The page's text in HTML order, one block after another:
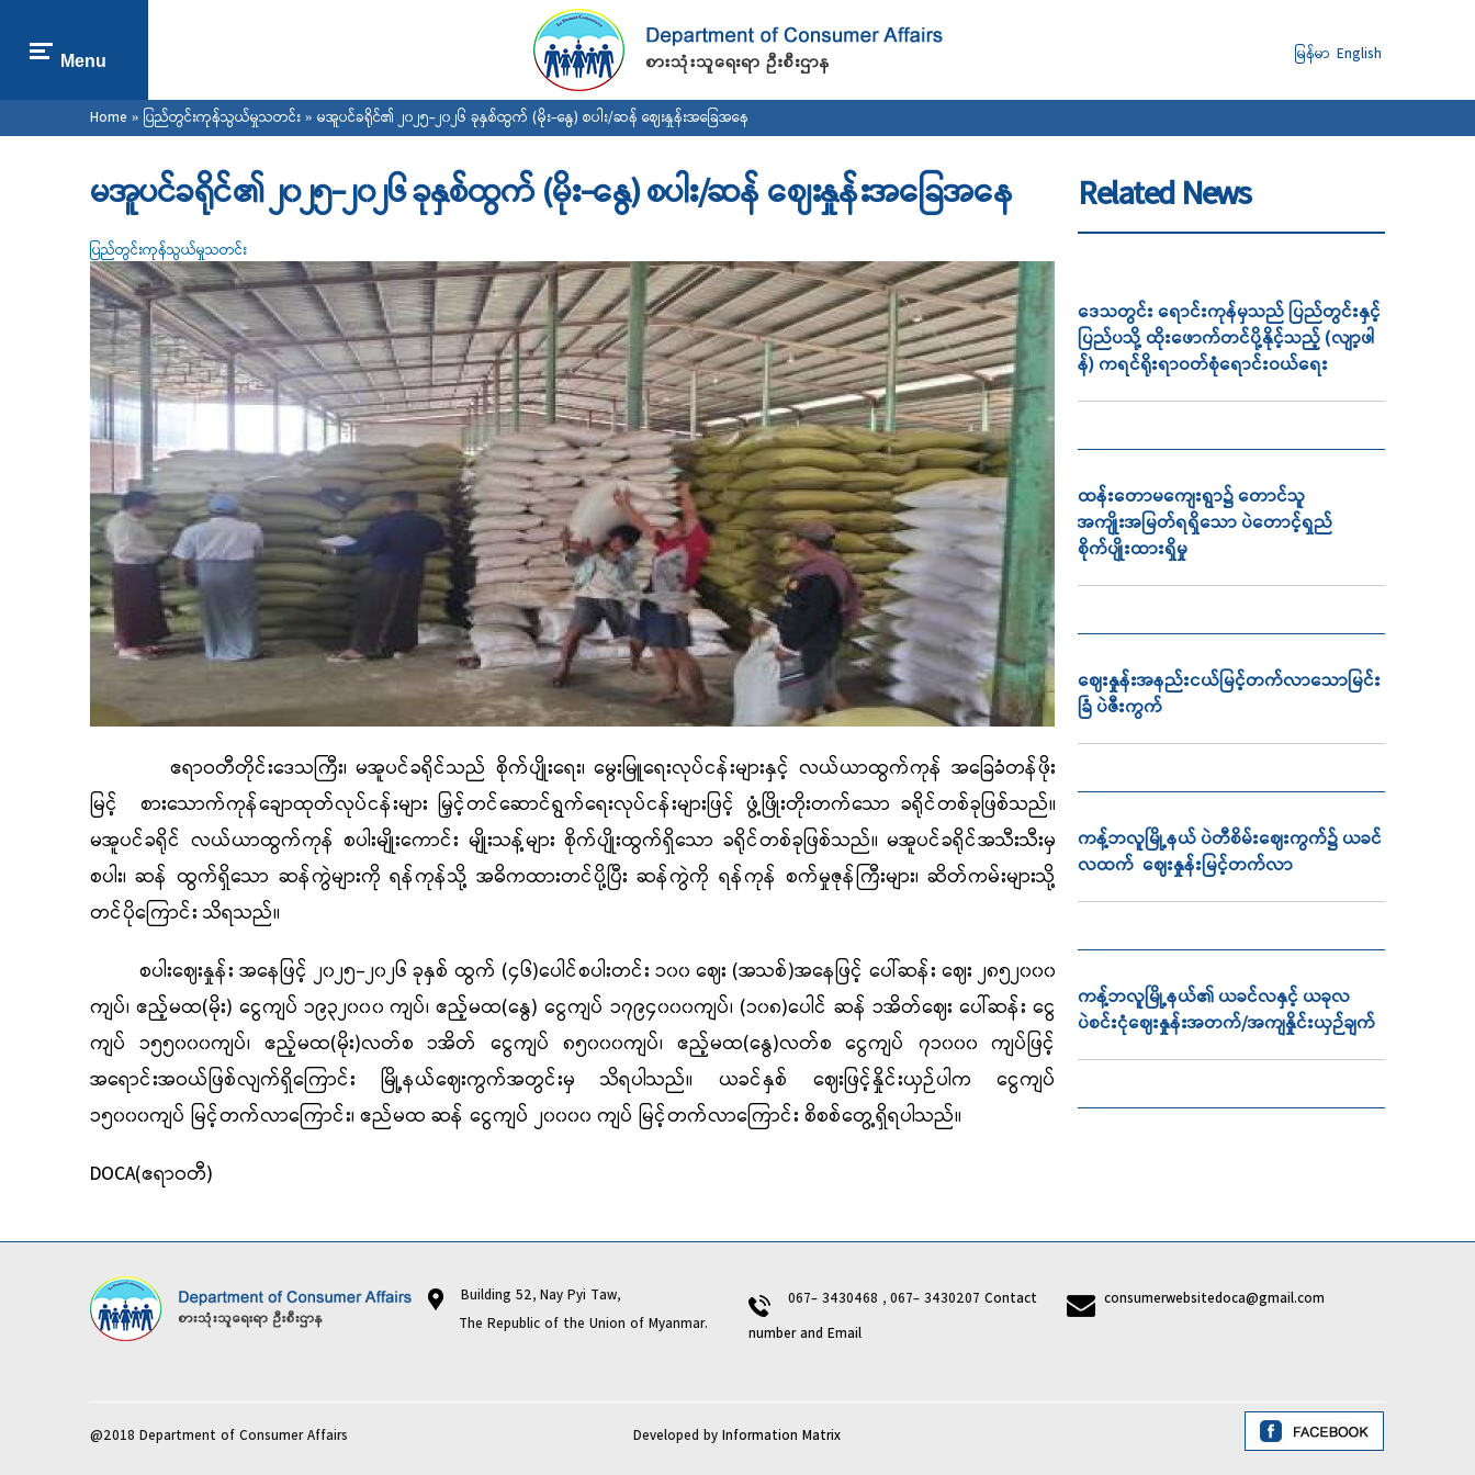
main
content
မြန်မာ English
Menu
You are here
Home » ပြည်တွင်းကုန်သွယ်မှုသတင်း» မအူပင်ခရိုင်၏ ၂၀၂၅-၂၀၂၆ ခုနှစ်ထွက် (မိုး-နွေ) စပါး/ဆန် ဈေးနှုန်းအခြေအနေ
မအူပင်ခရိုင်၏ ၂၀၂၅-၂၀၂၆ ခုနှစ်ထွက် (မိုး-နွေ) စပါး/ဆန် ဈေးနှုန်းအခြေအနေ
ပြည်တွင်းကုန်သွယ်မှုသတင်း
ဧရာဝတီတိုင်းဒေသကြီး၊ မအူပင်ခရိုင်သည် စိုက်ပျိုးရေး၊ မွေးမြူရေးလုပ်ငန်းများနှင့် လယ်ယာထွက်ကုန် အခြေခံတန်ဖိုး
မြင့် စားသောက်ကုန်ချောထုတ်လုပ်ငန်းများ မြှင့်တင်ဆောင်ရွက်ရေးလုပ်ငန်းများဖြင့် ဖွံ့ဖြိုးတိုးတက်သော ခရိုင်တစ်ခုဖြစ်သည်။
မအူပင်ခရိုင် လယ်ယာထွက်ကုန် စပါးမျိုးကောင်း မျိုးသန့်များ စိုက်ပျိုးထွက်ရှိသော ခရိုင်တစ်ခုဖြစ်သည်။ မအူပင်ခရိုင်အသီးသီးမှ
စပါး၊ ဆန် ထွက်ရှိသော ဆန်ကွဲများကို ရန်ကုန်သို့ အဓိကထားတင်ပို့ပြီး ဆန်ကွဲကို ရန်ကုန် စက်မှုဇုန်ကြီးများ၊ ဆိတ်ကမ်းများသို့
တင်ပိုကြောင်း သိရသည်။
စပါးဈေးနှုန်း အနေဖြင့် ၂၀၂၅-၂၀၂၆ ခုနှစ် ထွက် (၄၆)ပေါင်စပါးတင်း ၁၀၀ ဈေး (အသစ်)အနေဖြင့် ပေါ်ဆန်း ဈေး ၂၈၅၂၀၀၀
ကျပ်၊ ဧည့်မထ(မိုး) ငွေကျပ် ၁၉၃၂၀၀၀ ကျပ်၊ ဧည့်မထ(နွေ) ငွေကျပ် ၁၇၉၄၀၀၀ကျပ်၊ (၁၀၈)ပေါင် ဆန် ၁အိတ်ဈေး ပေါ်ဆန်း ငွေ
ကျပ် ၁၅၅၀၀၀ကျပ်၊ ဧည့်မထ(မိုး)လတ်စ ၁အိတ် ငွေကျပ် ၈၅၀၀၀ကျပ်၊ ဧည့်မထ(နွေ)လတ်စ ငွေကျပ် ၇၁၀၀၀ ကျပ်ဖြင့်
အရောင်းအဝယ်ဖြစ်လျက်ရှိကြောင်း မြို့နယ်ဈေးကွက်အတွင်းမှ သိရပါသည်။ ယခင်နှစ် ဈေးဖြင့်နှိုင်းယှဉ်ပါက ငွေကျပ်
၁၅၀၀၀ကျပ် မြင့်တက်လာကြောင်း၊ ဧည်မထ ဆန် ငွေကျပ် ၂၀၀၀၀ ကျပ် မြင့်တက်လာကြောင်း စိစစ်တွေ့ရှိရပါသည်။
DOCA(ဧရာဝတီ)
Related News
ဒေသတွင်း ရောင်းကုန်မှသည် ပြည်တွင်းနှင့်
ပြည်ပသို့ ထိုးဖောက်တင်ပို့နိုင့်သည့် (လျာ့ဖါ
န်) ကရင်ရိုးရာဝတ်စုံရောင်းဝယ်ရေး
ထန်းတောမကျေးရွာ၌ တောင်သူ
အကျိုးအမြတ်ရရှိသော ပဲတောင့်ရှည်
စိုက်ပျိုးထားရှိမှု
ဈေးနှုန်းအနည်းငယ်မြင့်တက်လာသောမြင်း
ခြံ ပဲဇီးကွက်
ကန့်ဘလူမြို့နယ် ပဲတီစိမ်းဈေးကွက်၌ ယခင်
လထက် ဈေးနှုန်းမြင့်တက်လာ
ကန့်ဘလူမြို့နယ်၏ ယခင်လနှင့် ယခုလ
ပဲစင်းငုံဈေးနှုန်းအတက်/အကျနှိုင်းယှဉ်ချက်
Building 52, Nay Pyi Taw,
The Republic of the Union of Myanmar.
067- 3430468 , 067- 3430207 Contact
number and Email
consumerwebsitedoca@gmail.com
@2018 Department of Consumer Affairs Developed byInformation Matrix